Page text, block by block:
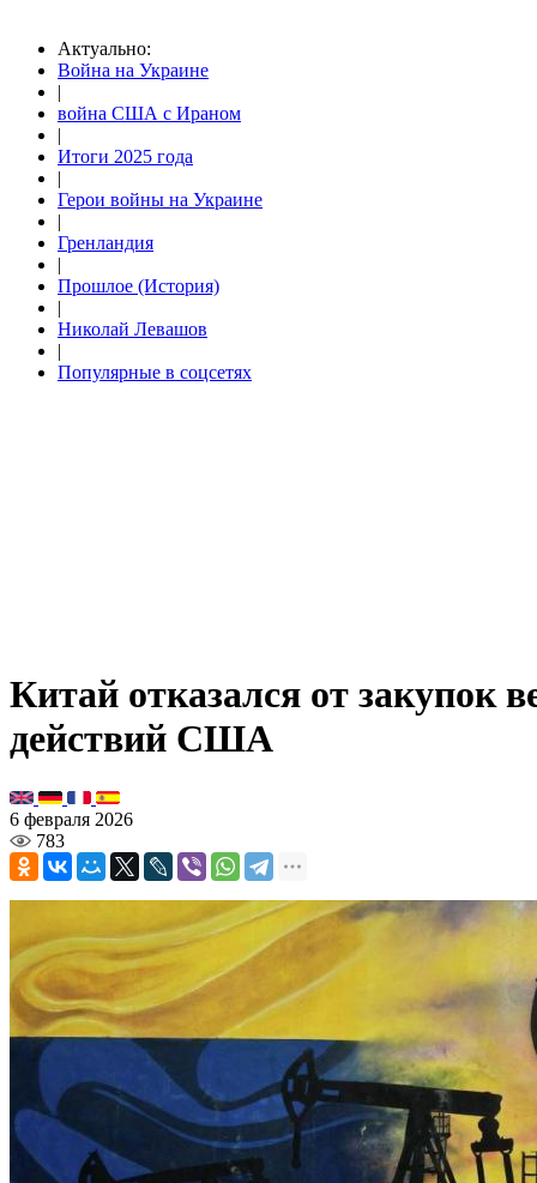
Актуально:
Война на Украине
|
война США с Ираном
|
Итоги 2025 года
|
Герои войны на Украине
|
Гренландия
|
Прошлое (История)
|
Николай Левашов
|
Популярные в соцсетях
Китай отказался от закупок
действий США
6 февраля 2026
783